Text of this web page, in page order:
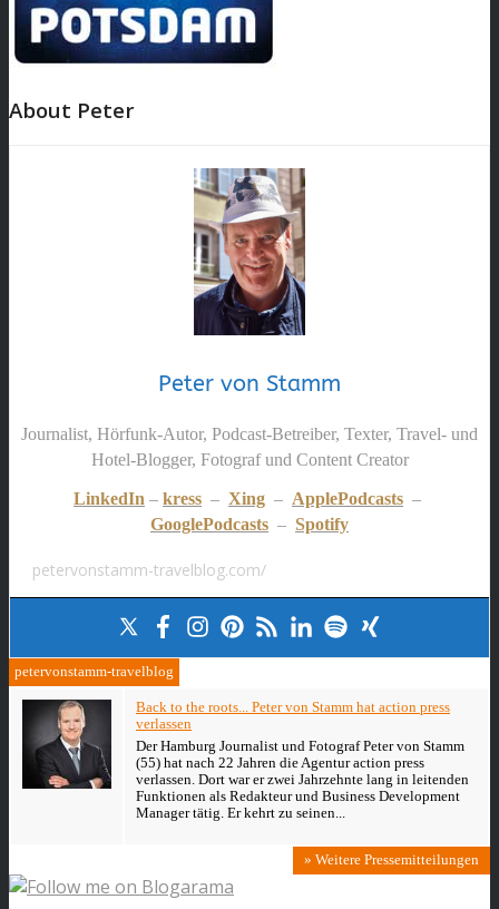
About Peter
Peter von Stamm
Journalist, Hörfunk-Autor, Podcast-Betreiber, Texter, Travel- und
Hotel-Blogger, Fotograf und Content Creator
LinkedIn – kress – Xing – ApplePodcasts –
GooglePodcasts – Spotify
petervonstamm-travelblog.com/
petervonstamm-travelblog
Back to the roots... Peter von Stamm hat action press
verlassen
Der Hamburg Journalist und Fotograf Peter von Stamm
(55) hat nach 22 Jahren die Agentur action press
verlassen. Dort war er zwei Jahrzehnte lang in leitenden
Funktionen als Redakteur und Business Development
Manager tätig. Er kehrt zu seinen...
» Weitere Pressemitteilungen